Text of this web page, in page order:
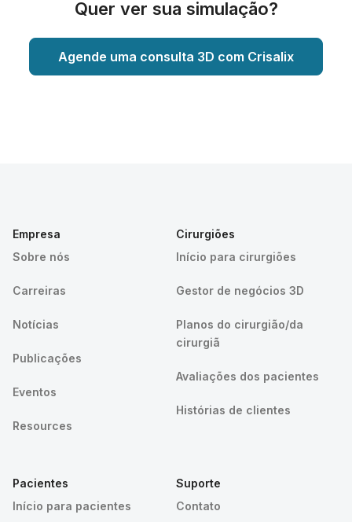
Quer ver sua simulação?
Agende uma consulta 3D com Crisalix
Empresa
Sobre nós
Carreiras
Notícias
Publicações
Eventos
Resources
Cirurgiões
Início para cirurgiões
Gestor de negócios 3D
Planos do cirurgião/da
cirurgiã
Avaliações dos pacientes
Histórias de clientes
Pacientes
Início para pacientes
Suporte
Contato